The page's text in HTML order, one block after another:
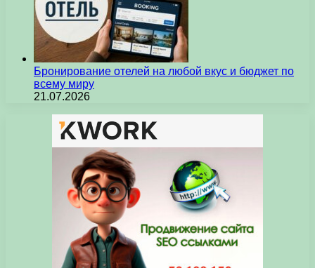
Бронирование отелей на любой вкус и бюджет по
всему миру
21.07.2026